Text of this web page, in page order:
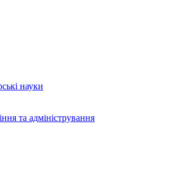
науки
та адміністрування